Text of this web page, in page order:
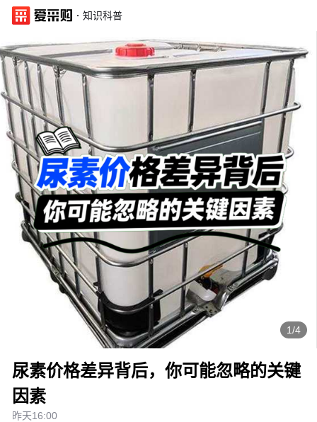
· 知识科普
1/4
尿素价格差异背后，你可能忽略的关键
因素
昨天16:00